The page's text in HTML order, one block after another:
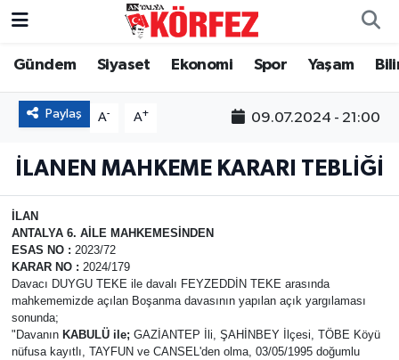
Gündem Siyaset Ekonomi Spor Yaşam
Paylaş A- A+ 09.07.2024 - 21:00
İLANEN MAHKEME KARARI TEBLİĞİ
İLAN
ANTALYA 6. AİLE MAHKEMESİNDEN
ESAS NO : 2023/72
KARAR NO : 2024/179
Davacı DUYGU TEKE ile davalı FEYZEDDİN TEKE arasında
mahkememizde açılan Boşanma davasının yapılan açık yargılaması
sonunda;
"Davanın KABULÜ ile; GAZİANTEP İli, ŞAHİNBEY İlçesi, TÖBE Köyü
nüfusa kayıtlı, TAYFUN ve CANSEL'den olma, 03/05/1995 doğumlu
Gündem
Siyaset
Yerel Yönetim
Spor
Yaşam
Asayiş
Nöbetçi Eczaneler
Hava Durumu
Trafik Durumu
Tüm Manşetler
Son Dakika Haberleri
Haber Arşivi